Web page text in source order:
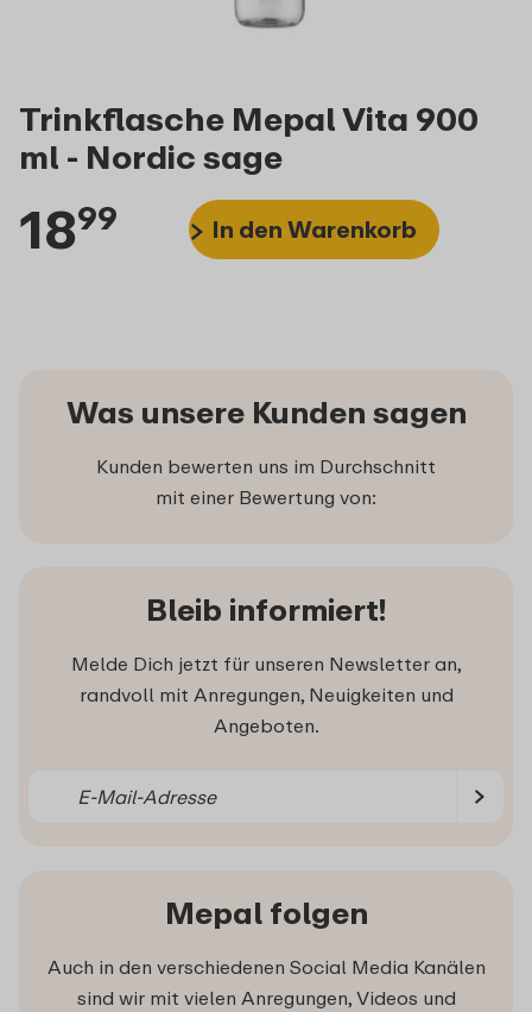
Trinkflasche Mepal Vita 900
ml - Nordic sage
1899 In den Warenkorb
Was unsere Kunden sagen
Kunden bewerten uns im Durchschnitt
mit einer Bewertung von:
Bleib informiert!
Melde Dich jetzt für unseren Newsletter an,
randvoll mit Anregungen, Neuigkeiten und
Angeboten.
Mepal folgen
Auch in den verschiedenen Social Media Kanälen
sind wir mit vielen Anregungen, Videos und